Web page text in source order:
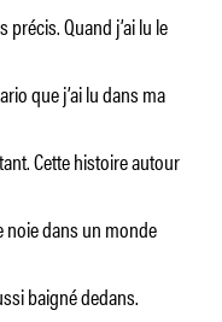
Quand j’ai lu le
que j’ai lu dans ma
Cette histoire autour
noie dans un monde
baigné dedans.